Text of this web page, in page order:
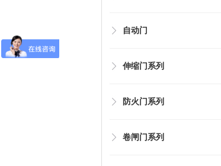
自动门
伸缩门系列
防火门系列
卷闸门系列